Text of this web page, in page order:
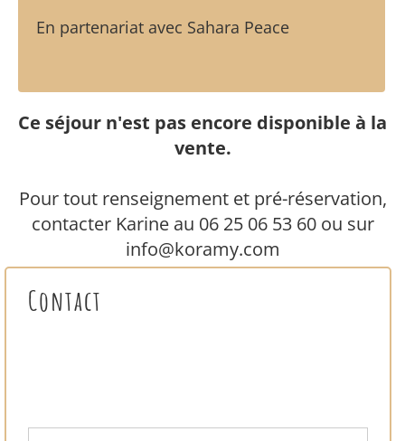
En partenariat avec Sahara Peace
Ce séjour n'est pas encore disponible à la
vente.
Pour tout renseignement et pré-réservation,
contacter Karine au 06 25 06 53 60 ou sur
info@koramy.com
Contact